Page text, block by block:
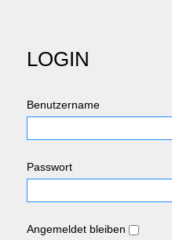
LOGIN
Benutzername
Passwort
Angemeldet bleiben